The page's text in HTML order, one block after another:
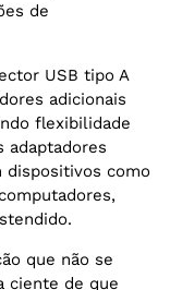
de
USB tipo A
adicionais
flexibilidade
adaptadores
como
que não se
ciente de que